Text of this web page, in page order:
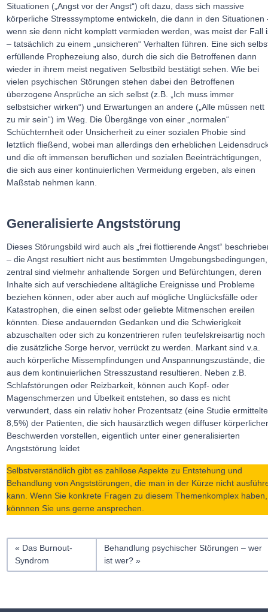
Situationen („Angst vor der Angst“) oft dazu, dass sich massive
körperliche Stresssymptome entwickeln, die dann in den Situationen
wenn sie denn nicht komplett vermieden werden, was meist der Fall
– tatsächlich zu einem „unsicheren“ Verhalten führen. Eine sich
erfüllende Prophezeiung also, durch die sich die Betroffenen dann
wieder in ihrem meist negativen Selbstbild bestätigt sehen. Wie bei
vielen psychischen Störungen stehen dabei den Betroffenen
überzogene Ansprüche an sich selbst (z.B. „Ich muss immer
selbstsicher wirken“) und Erwartungen an andere („Alle müssen nett
zu mir sein“) im Weg. Die Übergänge von einer „normalen“
Schüchternheit oder Unsicherheit zu einer sozialen Phobie sind
letztlich fließend, wobei man allerdings den erheblichen
und die oft immensen beruflichen und sozialen Beeinträchtigungen,
die sich aus einer kontinuierlichen Vermeidung ergeben, als einen
Maßstab nehmen kann.
Generalisierte Angststörung
Dieses Störungsbild wird auch als „frei flottierende Angst“
– die Angst resultiert nicht aus bestimmten Umgebungsbedingungen,
zentral sind vielmehr anhaltende Sorgen und Befürchtungen, deren
Inhalte sich auf verschiedene alltägliche Ereignisse und Probleme
beziehen können, oder aber auch auf mögliche Unglücksfälle oder
Katastrophen, die einen selbst oder geliebte Mitmenschen ereilen
könnten. Diese andauernden Gedanken und die Schwierigkeit
abzuschalten oder sich zu konzentrieren rufen teufelskreisartig noch
die zusätzliche Sorge hervor, verrückt zu werden. Markant sind v.a.
auch körperliche Missempfindungen und Anspannungszustände, die
aus dem kontinuierlichen Stresszustand resultieren. Neben z.B.
Schlafstörungen oder Reizbarkeit, können auch Kopf- oder
Magenschmerzen und Übelkeit entstehen, so dass es nicht
verwundert, dass ein relativ hoher Prozentsatz (eine Studie ermittelte
8,5%) der Patienten, die sich hausärztlich wegen diffuser
Beschwerden vorstellen, eigentlich unter einer generalisierten
Angststörung leidet
Selbstverständlich gibt es zahllose Aspekte zu Entstehung und
Behandlung von Angststörungen, die man in der Kürze nicht
kann. Wenn Sie konkrete Fragen zu diesem Themenkomplex haben,
könnnen Sie uns gerne ansprechen.
Das Burnout-
Syndrom
Behandlung psychischer Störungen – wer
ist wer?